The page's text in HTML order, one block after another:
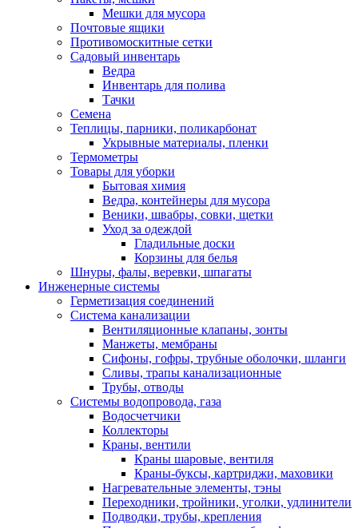
Мешки для мусора
Почтовые ящики
Противомоскитные сетки
Садовый инвентарь
Ведра
Инвентарь для полива
Тачки
Семена
Теплицы, парники, поликарбонат
Укрывные материалы, пленки
Термометры
Товары для уборки
Бытовая химия
Ведра, контейнеры для мусора
Веники, швабры, совки, щетки
Уход за одеждой
Гладильные доски
Корзины для белья
Шнуры, фалы, веревки, шпагаты
Инженерные системы
Герметизация соединений
Система канализации
Вентиляционные клапаны, зонты
Манжеты, мембраны
Сифоны, гофры, трубные оболочки, шланги
Сливы, трапы канализационные
Трубы, отводы
Системы водопровода, газа
Водосчетчики
Коллекторы
Краны, вентили
Краны шаровые, вентиля
Краны-буксы, картриджи, маховики
Нагревательные элементы, тэны
Переходники, тройники, уголки, удлинители
Подводки, трубы, крепления